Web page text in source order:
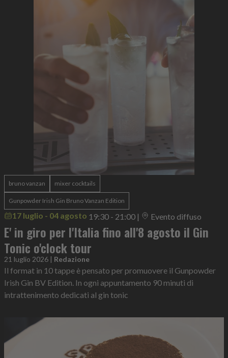
bruno vanzan mixer cocktails
Gunpowder Irish Gin Bruno Vanzan Edition
17 luglio - 04 agosto 19:30 - 21:00 | Evento diffuso
E' in giro per l'Italia fino all'8 agosto il Gin
Tonic o'clock tour
21 luglio 2026 | Redazione
Il format in 10 tappe è pensato per promuovere il Gunpowder
Irish Gin BV Edition. In ogni appuntamento 90 minuti di
intrattenimento dedicati al gin tonic